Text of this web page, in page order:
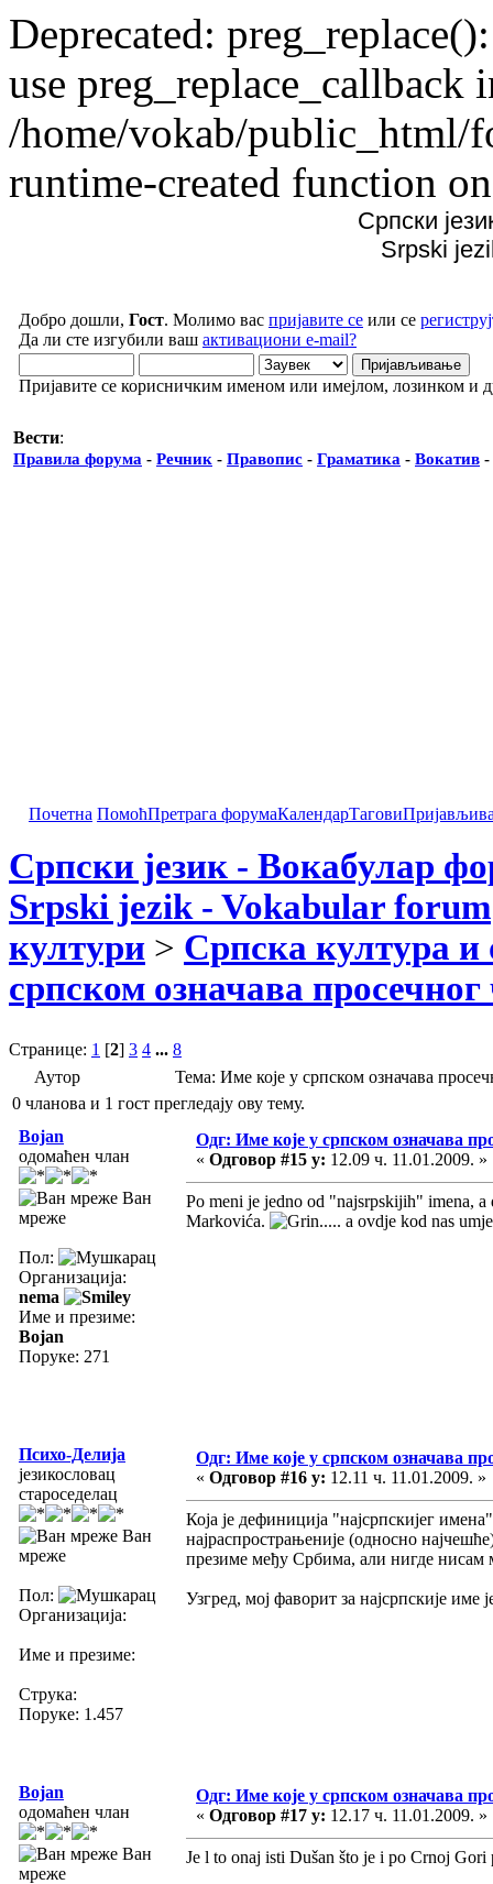
Deprecated:
use preg_replace_callback
/home/vokab/public_html/
runtime-created function
Српски
Srpski
Добро дошли, Гост. Молимо вас пријавите се или се
Да ли сте изгубили ваш активациони e-mail?
Пријавите се корисничким именом или имејлом, лозинком и
Вести:
Правила форума - Речник - Правопис - Граматика - Вокатив -
Почетна ПомоћПретрага форумаКалендарТагови
Српски језик - Вокабулар
Srpski jezik - Vokabular forum
култури > Српска култура и
српском означава просечног
Странице: 1 [2] 3 4 ... 8
Аутор
Тема: Име које у српском означава
0 чланова и 1 гост прегледају ову тему.
Bojan
одомаћен члан
Ван
мреже
Пол:
Организација:
nema
Име и презиме:
Bojan
Поруке: 271
Одг: Име које у српском означава
« Одговор #15 у: 12.09 ч. 11.01.2009. »
Po meni je jedno od "najsrpskijih" imena,
Markovića.
..... a ovdje kod nas
Психо-Делија
језикословац
староседелац
Ван
мреже
Пол:
Организација:
Име и презиме:
Струка:
Поруке: 1.457
Одг: Име које у српском означава
« Одговор #16 у: 12.11 ч. 11.01.2009. »
Која је дефиниција "најсрпскијег
најраспрострањеније (односно
презиме међу Србима, али нигде нисам
Узгред, мој фаворит за најсрпскије име
Bojan
одомаћен члан
Ван
мреже
Одг: Име које у српском означава
« Одговор #17 у: 12.17 ч. 11.01.2009. »
Je l to onaj isti Dušan što je i po Crnoj